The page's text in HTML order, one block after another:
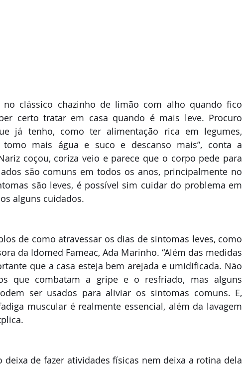
no clássico chazinho de limão com alho quando fico
certo tratar em casa quando é mais leve. Procuro
já tenho, como ter alimentação rica em legumes,
tomo mais água e suco e descanso mais”, conta a
coçou, coriza veio e parece que o corpo pede para
são comuns em todos os anos, principalmente no
são leves, é possível sim cuidar do problema em
alguns cuidados.
de como atravessar os dias de sintomas leves, como
da Idomed Fameac, Ada Marinho. “Além das medidas
que a casa esteja bem arejada e umidificada. Não
que combatam a gripe e o resfriado, mas alguns
ser usados para aliviar os sintomas comuns. E,
muscular é realmente essencial, além da lavagem
deixa de fazer atividades físicas nem deixa a rotina dela